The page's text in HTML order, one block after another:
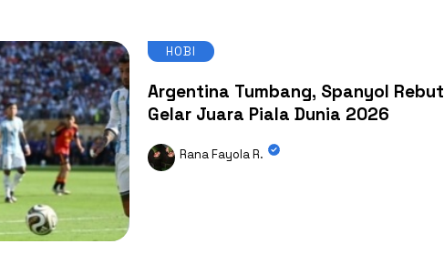
HOBI
Argentina Tumbang, Spanyol Rebut
Gelar Juara Piala Dunia 2026
Rana Fayola R.